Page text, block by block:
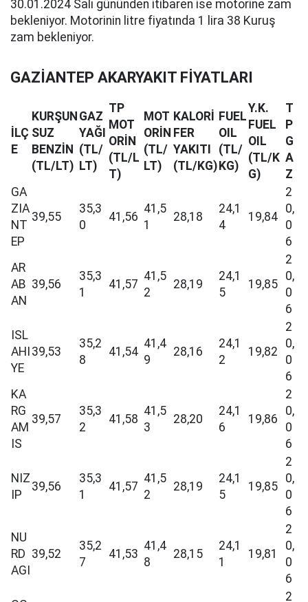
30.01.2024 Salı gününden itibaren ise motorine zam
bekleniyor. Motorinin litre fiyatında 1 lira 38 Kuruş
zam bekleniyor.
GAZİANTEP AKARYAKIT FİYATLARI
İLÇ
E
KURŞUN
SUZ
BENZİN
(TL/LT)
GAZ
YAĞI
(TL/
LT)
TP
MOT
ORİN
(TL/L
T)
MOT
ORİN
(TL/
LT)
KALORİ
FER
YAKITI
(TL/KG)
FUEL
OIL
(TL/
KG)
Y.K.
FUEL
OIL
(TL/K
G)
T
P
G
A
Z
GA
ZIA
NT
EP
39,55
35,3
0
41,56
41,5
1
28,18
24,1
4
19,84
2
0,
0
6
AR
AB
AN
39,56
35,3
1
41,57
41,5
2
28,19
24,1
5
19,85
2
0,
0
6
ISL
AHI
YE
39,53
35,2
8
41,54
41,4
9
28,16
24,1
2
19,82
2
0,
0
6
KA
RG
AM
IS
39,57
35,3
2
41,58
41,5
3
28,20
24,1
6
19,86
2
0,
0
6
NIZ
IP
39,56
35,3
1
41,57
41,5
2
28,19
24,1
5
19,85
2
0,
0
6
NU
RD
AGI
39,52
35,2
7
41,53
41,4
8
28,15
24,1
1
19,81
2
0,
0
6
2